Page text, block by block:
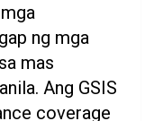
ng mga
mas
Ang GSIS
coverage